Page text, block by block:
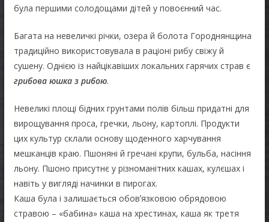
була першими солодощами дітей у повоєнний час.
Багата на невеличкі річки, озера й болота Городнянщина
традиційно використовувала в раціоні рибу свіжу й
сушену. Однією із найцікавіших локальних гарячих страв є
грибова юшка з рибою.
Невеликі площі бідних грунтами полів більш придатні для
вирощування проса, гречки, льону, картоплі. Продукти
цих культур склали основу щоденного харчування
мешканців краю. Пшоняні й гречані крупи, бульба, насіння
льону. Пшоно присутнє у різноманітних кашах, кулєшах і
навіть у вигляді начинки в пирогах.
Каша була і залишається обовʼязковою обрядовою
стравою – «бабина» каша на хрестинах, каша як третя